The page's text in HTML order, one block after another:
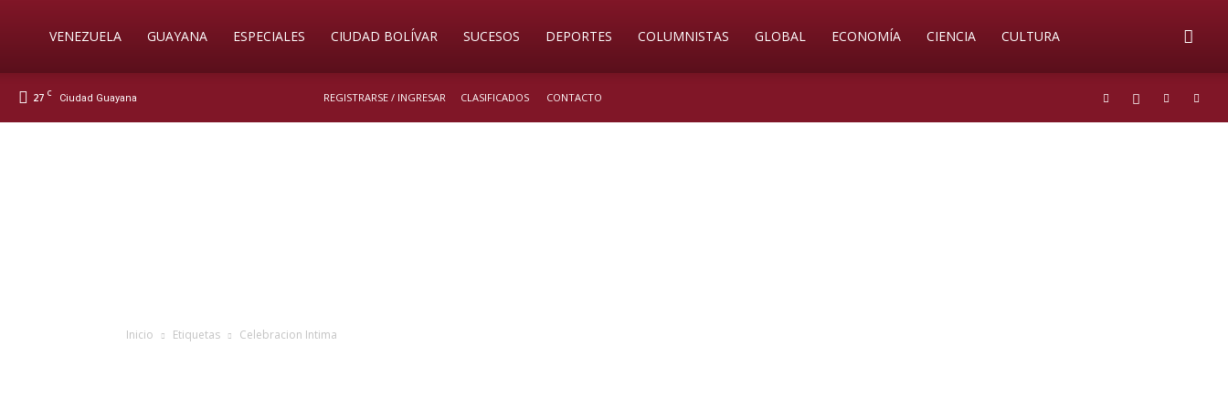
SoyVENEZUELA GUAYANA ESPECIALES CIUDAD BOLÍVAR SUCESOS DEPORTES COLUMNISTAS GLOBAL ECONOMÍA CIENCIA CULTURA
27 C Ciudad Guayana REGISTRARSE / INGRESAR CLASIFICADOS CONTACTO
Inicio Etiquetas Celebracion Intima